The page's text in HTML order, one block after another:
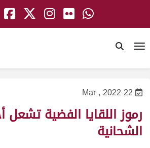
22 Mar , 2022
رموز اللقايا الفضية تشعل
الشحانية